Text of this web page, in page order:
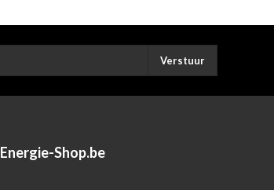
Verstuur
Energie-Shop.be